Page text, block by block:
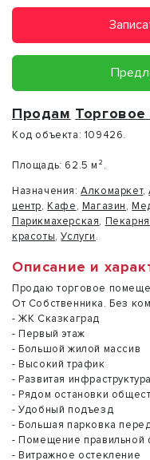
Продам
Код объекта: 109426.
Площадь: 62.5 м².
Назначения: Алкомаркет,
центр, Кафе, Магазин,
Парикмахерская, Пекарня
красоты,Услуги.
Описание и
Продаю торговое
От Собственника. Без
- ЖК Сказкаград
- Первый этаж
- Большой жилой массив
- Высокий трафик
- Развитая инфраструктура
- Рядом остановки
- Удобный подъезд
- Большая парковка
- Помещение правильной
- Витражное остекление